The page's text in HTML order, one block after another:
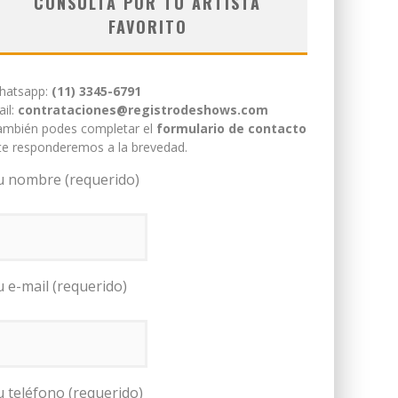
FAVORITO
(11) 3345-6791
contrataciones@registrodeshows.com
podes completar el formulario de contacto
responderemos a la brevedad.
nombre (requerido)
e-mail (requerido)
teléfono (requerido)